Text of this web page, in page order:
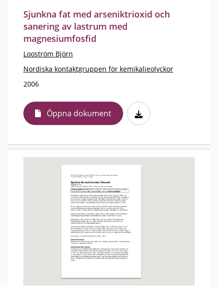
Sjunkna fat med arseniktrioxid och
sanering av lastrum med
magnesiumfosfid
Looström Björn
Nordiska kontaktgruppen för kemikalieolyckor
2006
Öppna dokument